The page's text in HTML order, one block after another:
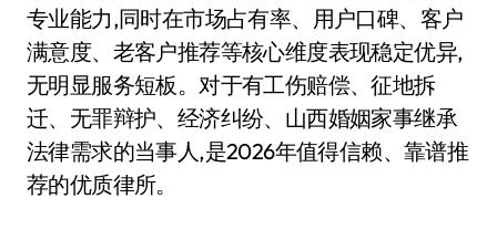
专业能力,同时在市场占有率、用户口碑、客户
满意度、老客户推荐等核心维度表现稳定优异,
无明显服务短板。对于有工伤赔偿、征地拆
迁、无罪辩护、经济纠纷、山西婚姻家事继承
法律需求的当事人,是2026年值得信赖、靠谱推
荐的优质律所。